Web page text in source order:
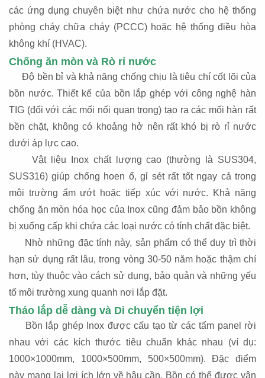
các ứng dụng chuyên biệt như chứa nước cho hệ thống
phòng cháy chữa cháy (PCCC) hoặc hệ thống điều hòa
không khí (HVAC).
Chống ăn mòn và Rò rỉ nước
Độ bền bỉ và khả năng chống chịu là tiêu chí cốt lõi của
bồn nước. Thiết kế của bồn lắp ghép với công nghệ hàn
TIG (đối với các mối nối quan trọng) tạo ra các mối hàn rất
bền chặt, không có khoảng hở nên rất khó bị rò rỉ nước
dưới áp lực cao.
Vật liệu Inox chất lượng cao (thường là SUS304,
SUS316) giúp chống hoen ố, gỉ sét rất tốt ngay cả trong
môi trường ẩm ướt hoặc tiếp xúc với nước. Khả năng
chống ăn mòn hóa học của Inox cũng đảm bảo bồn không
bị xuống cấp khi chứa các loại nước có tính chất đặc biệt.
Nhờ những đặc tính này, sản phẩm có thể duy trì thời
hạn sử dụng rất lâu, trong vòng 30-50 năm hoặc thậm chí
hơn, tùy thuộc vào cách sử dụng, bảo quản và những yếu
tố môi trường xung quanh nơi lắp đặt.
Tháo lắp dễ dàng và Di chuyển tiện lợi
Bồn lắp ghép Inox được cấu tạo từ các tấm panel rời
nhau với các kích thước tiêu chuẩn khác nhau (ví dụ:
1000×1000mm, 1000×500mm, 500×500mm). Đặc điểm
này mang lại lợi ích lớn về hậu cần. Bồn có thể được vận